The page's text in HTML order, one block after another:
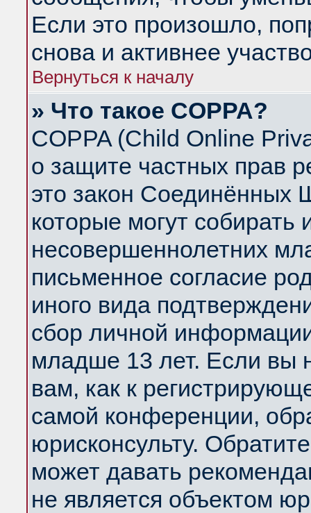
Если это произошло,
снова и активнее
Вернуться к началу
» Что такое COPPA?
COPPA (Child Online
о защите частных прав
это закон Соединённых
которые могут
несовершеннолетних
письменное согласие
иного вида
сбор личной
младше 13 лет. Если вы
вам, как к
самой конференции,
юрисконсульту.
может давать
не является объектом